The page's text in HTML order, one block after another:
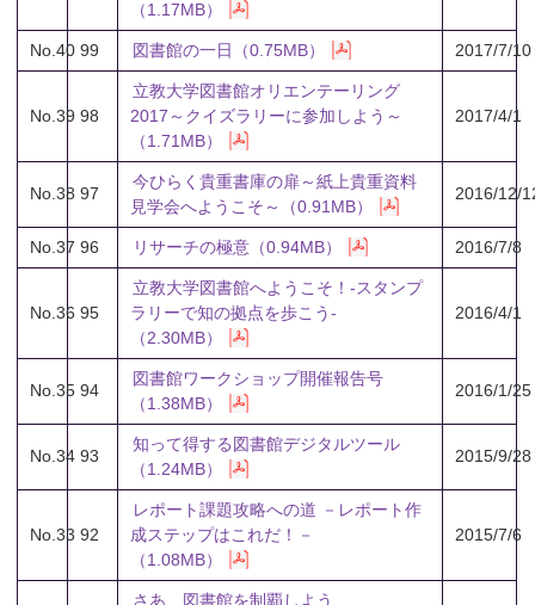
（1.17MB）
No.40 99 図書館の一日（0.75MB） 2017/7/10
No.39 98
立教大学図書館オリエンテーリング
2017～クイズラリーに参加しよう～
（1.71MB）
2017/4/1
No.38 97
今ひらく貴重書庫の扉～紙上貴重資料
見学会へようこそ～（0.91MB）
2016/12/
No.37 96 リサーチの極意（0.94MB） 2016/7/8
No.36 95
立教大学図書館へようこそ！-スタンプ
ラリーで知の拠点を歩こう-
（2.30MB）
2016/4/1
No.35 94
図書館ワークショップ開催報告号
（1.38MB）
2016/1/25
No.34 93
知って得する図書館デジタルツール
（1.24MB）
2015/9/28
No.33 92
レポート課題攻略への道 －レポート作
成ステップはこれだ！－
（1.08MB）
2015/7/6
さあ、図書館を制覇しよう